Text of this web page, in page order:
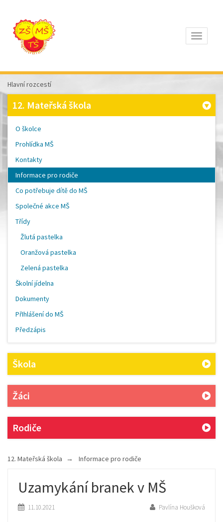
ZÁKLADNÍ
ŠKOLA
TOMÁŠE
ŠOBRA
A
M ATEŘSKÁ
PÍSEK
Hlavní rozcestí
12. Mateřská škola
O školce
Prohlídka MŠ
Kontakty
Informace pro rodiče
Co potřebuje dítě do MŠ
Společné akce MŠ
Třídy
Žlutá pastelka
Oranžová pastelka
Zelená pastelka
Školní jídelna
Dokumenty
PřIhlášení do MŠ
Předzápis
Škola
Žáci
Rodiče
12. Mateřská škola Informace pro rodiče
Uzamykání branek v MŠ
Pavlína Houšková
11.10.2021